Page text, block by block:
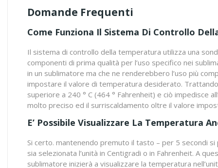
Domande Frequenti
Come Funziona Il Sistema Di Controllo
Il sistema di controllo della temperatura utilizza una
componenti di prima qualità per l’uso specifico nei
in un sublimatore ma che ne renderebbero l’uso più
impostare il valore di temperatura desiderato.
superiore a 240 ° C (464 ° Fahrenheit) e ciò
molto preciso ed il surriscaldamento oltre il valore
E’ Possibile Visualizzare La Temperatura
Si certo. mantenendo premuto il tasto – per 5 secondi si
sia selezionata l’unità in Centigradi o in Fahrenheit. A
sublimatore inizierà a visualizzare la temperatura